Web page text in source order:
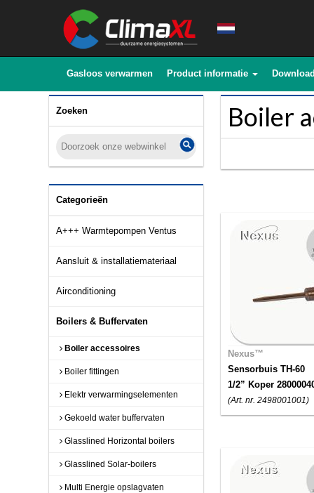
Gasloos verwarmen Product informatie
Zoeken
Categorieën
A+++ Warmtepompen Ventus
Aansluit & installatiemateriaal
Airconditioning
Boilers & Buffervaten
Boiler accessoires
Boiler fittingen
Elektr verwarmingselementen
Gekoeld water buffervaten
Glasslined Horizontal boilers
Glasslined Solar-boilers
Multi Energie opslagvaten
Boiler
Nexus™
Sensorbuis TH-60
1/2” Koper
(Art. nr. 2498001001)